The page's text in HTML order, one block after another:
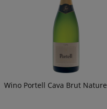
Wino Portell Cava Brut Nature